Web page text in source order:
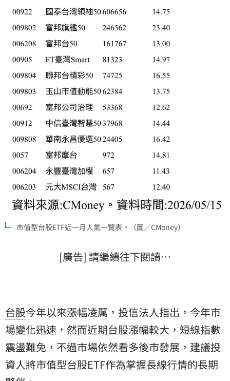
市值型台股ETF近一月人氣一覽表。（圖／CMoney）
[廣告] 請繼續往下閱讀…
台股今年以來漲幅凌厲，投信法人指出，今年市
場變化迅速，然而近期台股漲幅較大，短線指數
震盪難免，不過市場依然看多後市發展，建議投
資人將市值型台股ETF作為掌握長線行情的長期